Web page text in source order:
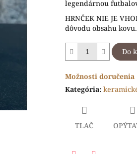
hviezdičiek.
legendárnou
HRNČEK NIE JE
dôvodu obsahu kovu.
Do
Možnosti doručenia
Kategória:
TLAČ